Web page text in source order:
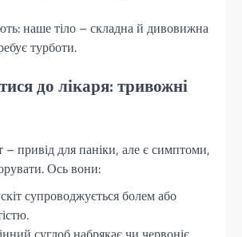
наше тіло – складна й дивовижна
турботи.
до лікаря: тривожні
– привід для паніки, але є симптоми,
Ось вони:
супроводжується болем або